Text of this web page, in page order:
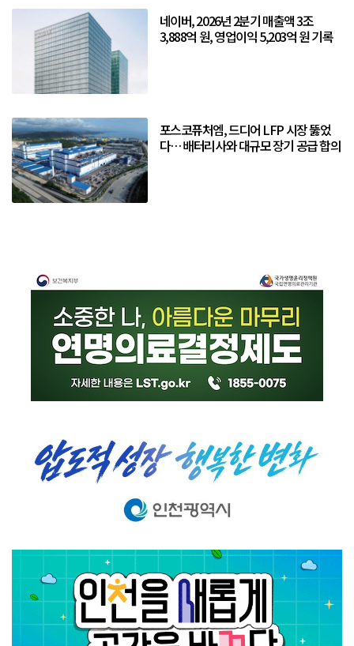
네이버, 2026년 2분기 매출액 3조
3,888억 원, 영업이익 5,203억 원 기록
포스코퓨처엠, 드디어 LFP 시장 뚫었
다… 배터리사와 대규모 장기 공급 합의